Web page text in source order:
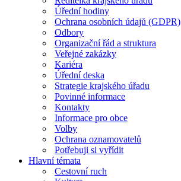
Úřední hodiny
Ochrana osobních údajů (GDPR)
Odbory
Organizační řád a struktura
Veřejné zakázky
Kariéra
Úřední deska
Strategie krajského úřadu
Povinné informace
Kontakty
Informace pro obce
Volby
Ochrana oznamovatelů
Potřebuji si vyřídit
Hlavní témata
Cestovní ruch